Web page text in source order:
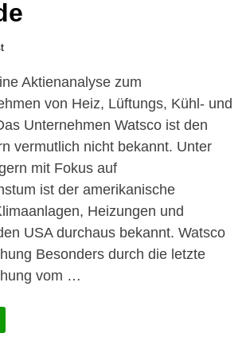
Aktienanalyse zum
von Heiz, Lüftungs, Kühl- und
Unternehmen Watsco ist den
vermutlich nicht bekannt. Unter
mit Fokus auf
ist der amerikanische
Heizungen und
USA durchaus bekannt. Watsco
Besonders durch die letzte
vom …